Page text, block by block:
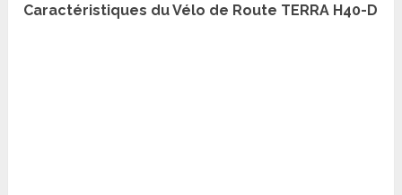
Caractéristiques du Vélo de Route TERRA H40-D